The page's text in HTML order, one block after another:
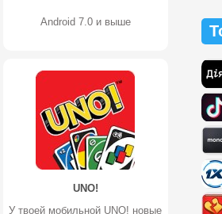
Android 7.0 и выше
UNO!
У твоей мобильной UNO! новые